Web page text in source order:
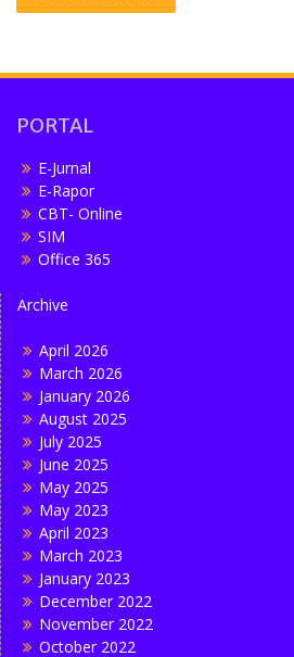
PORTAL
E-Jurnal
E-Rapor
CBT- Online
SIM
Office 365
Archive
April 2026
March 2026
January 2026
August 2025
July 2025
June 2025
May 2025
May 2023
April 2023
March 2023
January 2023
December 2022
November 2022
October 2022